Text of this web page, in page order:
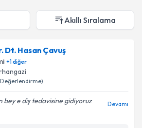
Akıllı Sıralama
Dt. Hasan Çavuş
+1diğer
Değerlendirme)
bey e diş tedavisine gidiyoruz
Devamı